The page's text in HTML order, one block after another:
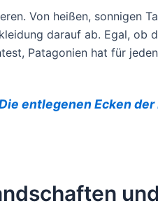
Von heißen, sonnigen
darauf ab. Egal,
Patagonien hat für
entlegenen Ecken der